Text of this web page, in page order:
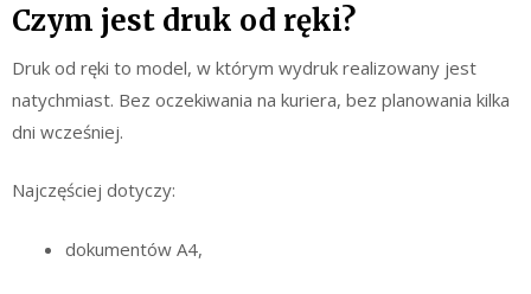
Czym jest druk od ręki?
Druk od ręki to model, w którym wydruk realizowany jest
natychmiast. Bez oczekiwania na kuriera, bez planowania kilka
dni wcześniej.
Najczęściej dotyczy:
dokumentów A4,